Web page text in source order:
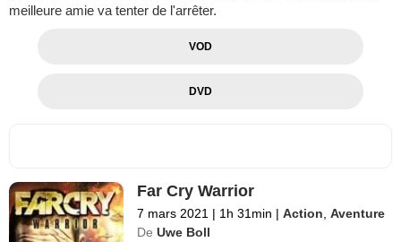
meilleure amie va tenter de l'arrêter.
VOD
DVD
Far Cry Warrior
7 mars 2021 | 1h 31min | Action ,Aventure
De Uwe Boll